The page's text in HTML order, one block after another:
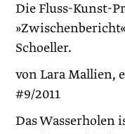
Die Fluss-Kunst-
Schoeller.
von Lara Mallien,
#9/2011
Das Wasserholen